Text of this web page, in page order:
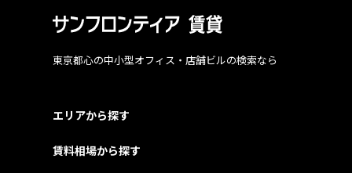
東京都心の中小型オフィス・店舗ビルの検索なら
エリアから探す
賃料相場から探す